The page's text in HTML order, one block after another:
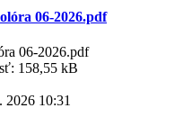
06-2026.pdf
06-2026.pdf
158,55 kB
2026 10:31